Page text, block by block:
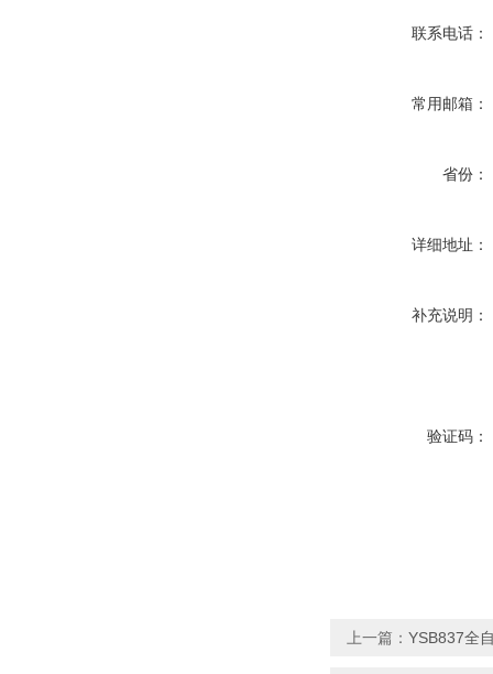
联系电话：
常用邮箱：
省份：
详细地址：
补充说明：
验证码：
上一篇： YSB837全